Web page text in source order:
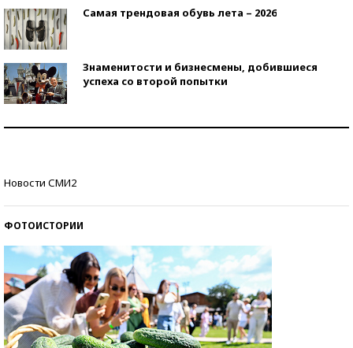
Самая трендовая обувь лета – 2026
Знаменитости и бизнесмены, добившиеся
успеха со второй попытки
Новости СМИ2
ФОТОИСТОРИИ